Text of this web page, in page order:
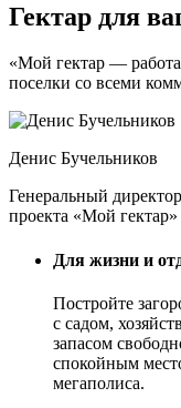
Гектар для
«Мой гектар —
поселки со всеми
Денис Бучельников
Генеральный директор
проекта «Мой гектар»
Для жизни и
Постройте
с садом,
запасом
спокойным
мегаполиса.